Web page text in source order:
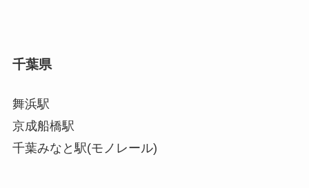
千葉県
舞浜駅
京成船橋駅
千葉みなと駅(モノレール)